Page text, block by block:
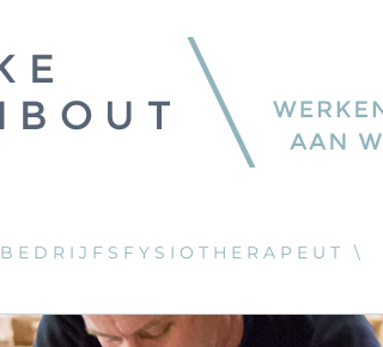
BEDRIJFSFYSIOTHERAPEUT \